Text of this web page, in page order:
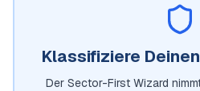
Klassifiziere
Der Sector-First Wizard